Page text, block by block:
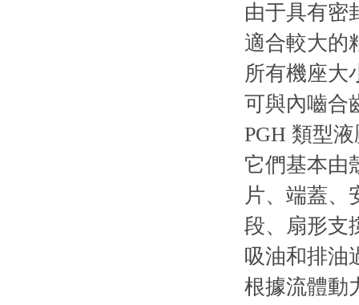
由于具有密
適合較大的
所有機座大
可與內嚙合
PGH 類型
它們基本由
片、端蓋、
段、扇形支
吸油和排油
根據流體動